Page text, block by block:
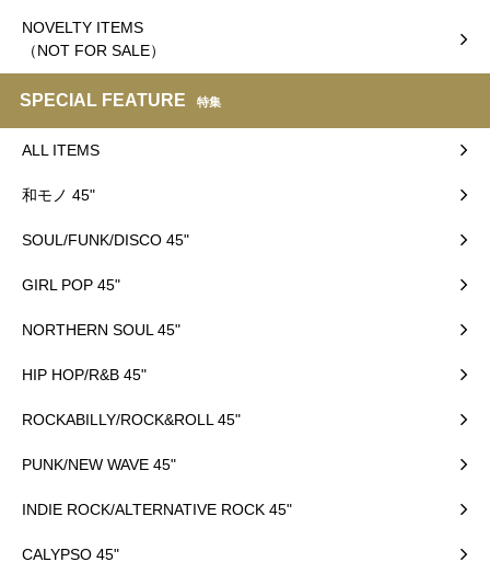
NOVELTY ITEMS
（NOT FOR SALE）
SPECIAL FEATURE 特集
ALL ITEMS
和モノ 45"
SOUL/FUNK/DISCO 45"
GIRL POP 45"
NORTHERN SOUL 45"
HIP HOP/R&B 45"
ROCKABILLY/ROCK&ROLL 45"
PUNK/NEW WAVE 45"
INDIE ROCK/ALTERNATIVE ROCK 45"
CALYPSO 45"